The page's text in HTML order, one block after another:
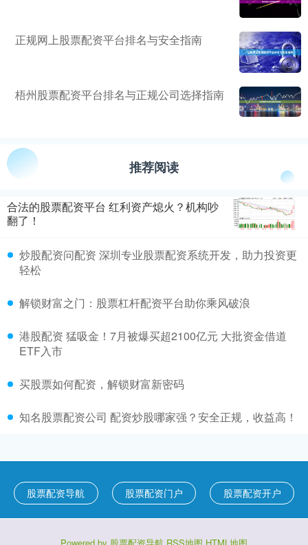
正规网上股票配资平台排名与安全指南
梧州股票配资平台排名与正规公司选择指南
推荐阅读
合法的股票配资平台 红利资产熄火？机构吵
翻了！
炒股配资问配资 深圳专业股票配资系统开发，助力投资更
轻松
解锁财富之门：股票杠杆配资平台助你乘风破浪
港股配资 猛吸金！7月被爆买超2100亿元 大批资金借道
ETF入市
买股票如何配资，解锁财富新密码
知名股票配资公司 配资炒股哪家强？安全正规，收益高！
股票配资导航 股票配资门户 股票配资开户